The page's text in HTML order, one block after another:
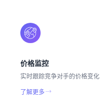
价格监控
实时跟踪竞争对手的价格变化
了解更多